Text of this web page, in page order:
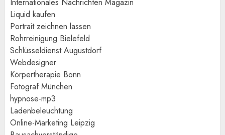
Liquid kaufen
Portrait zeichnen lassen
Rohrreinigung Bielefeld
Schlüsseldienst Augustdorf
Webdesigner
Körpertherapie Bonn
Fotograf München
hypnose-mp3
Ladenbeleuchtung
Online-Marketing Leipzig